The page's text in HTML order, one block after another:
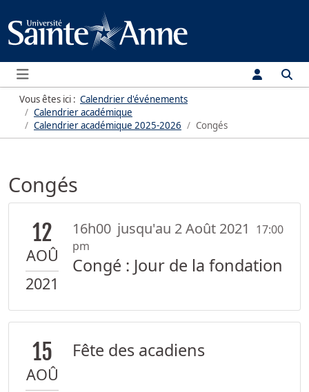
Menu
Vous êtes ici : Calendrier d'événements
Calendrier académique
Calendrier académique 2025-2026 Congés
Congés
12
AOÛ
2021
16h00 jusqu'au 2 Août 2021
17:00
pm
Congé : Jour de la fondation
15
AOÛ
Fête des acadiens